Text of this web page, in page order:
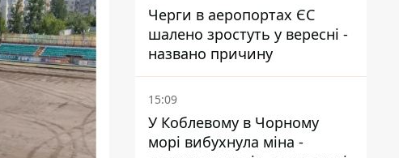
Черги в аеропортах ЄС
шалено зростуть у вересні -
названо причину
15:09
У Коблевому в Чорному
морі вибухнула міна -